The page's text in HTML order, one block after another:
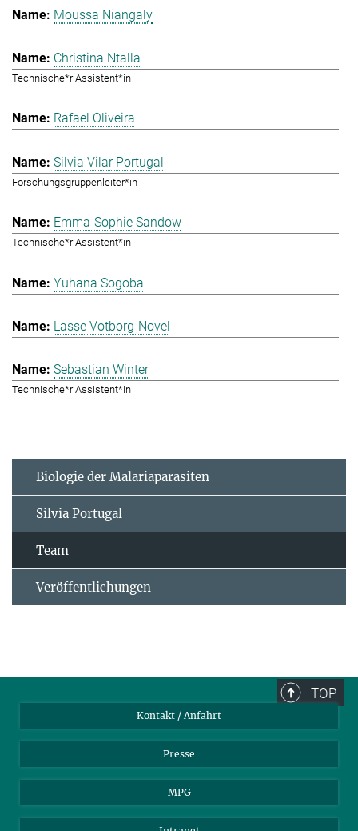
Moussa Niangaly
Christina Ntalla
Technische*r Assistent*in
Rafael Oliveira
Silvia Vilar Portugal
Forschungsgruppenleiter*in
Emma-Sophie Sandow
Technische*r Assistent*in
Yuhana Sogoba
Lasse Votborg-Novel
Sebastian Winter
Technische*r Assistent*in
Biologie der Malariaparasiten
Silvia Portugal
Team
Veröffentlichungen
TOP
Kontakt / Anfahrt
Presse
MPG